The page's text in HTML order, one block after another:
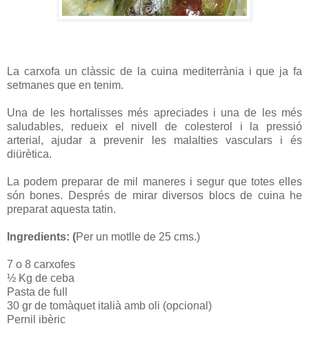
La carxofa un clàssic de la cuina mediterrània i que ja fa
setmanes que en tenim.
Una de les hortalisses més apreciades i una de les més
saludables, redueix el nivell de colesterol i la pressió
arterial, ajudar a prevenir les malalties vasculars i és
diürètica.
La podem preparar de mil maneres i segur que totes elles
són bones. Després de mirar diversos blocs de cuina he
preparat aquesta tatin.
Ingredients: (Per un motlle de 25 cms.)
7 o 8 carxofes
½ Kg de ceba
Pasta de full
30 gr de tomàquet italià amb oli (opcional)
Pernil ibèric